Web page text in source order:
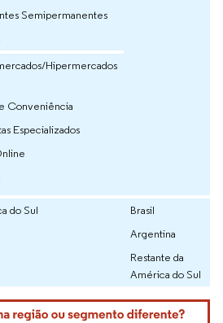
Semipermanentes
Hipermercados
Conveniência
Especializados
do Sul
Brasil
Argentina
Restante da
América do Sul